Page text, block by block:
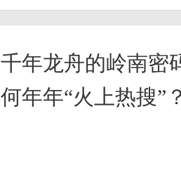
千年龙舟的岭南密
何年年“火上热搜”